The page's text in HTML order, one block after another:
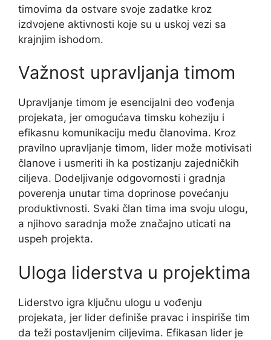
timovima da ostvare svoje zadatke kroz
izdvojene aktivnosti koje su u uskoj vezi sa
krajnjim ishodom.
Važnost upravljanja timom
Upravljanje timom je esencijalni deo vođenja
projekata, jer omogućava timsku koheziju i
efikasnu komunikaciju među članovima. Kroz
pravilno upravljanje timom, lider može motivisati
članove i usmeriti ih ka postizanju zajedničkih
ciljeva. Dodeljivanje odgovornosti i gradnja
poverenja unutar tima doprinose povećanju
produktivnosti. Svaki član tima ima svoju ulogu,
a njihovo saradnja može značajno uticati na
uspeh projekta.
Uloga liderstva u projektima
Liderstvo igra ključnu ulogu u vođenju
projekata, jer lider definiše pravac i inspiriše tim
da teži postavljenim ciljevima. Efikasan lider je